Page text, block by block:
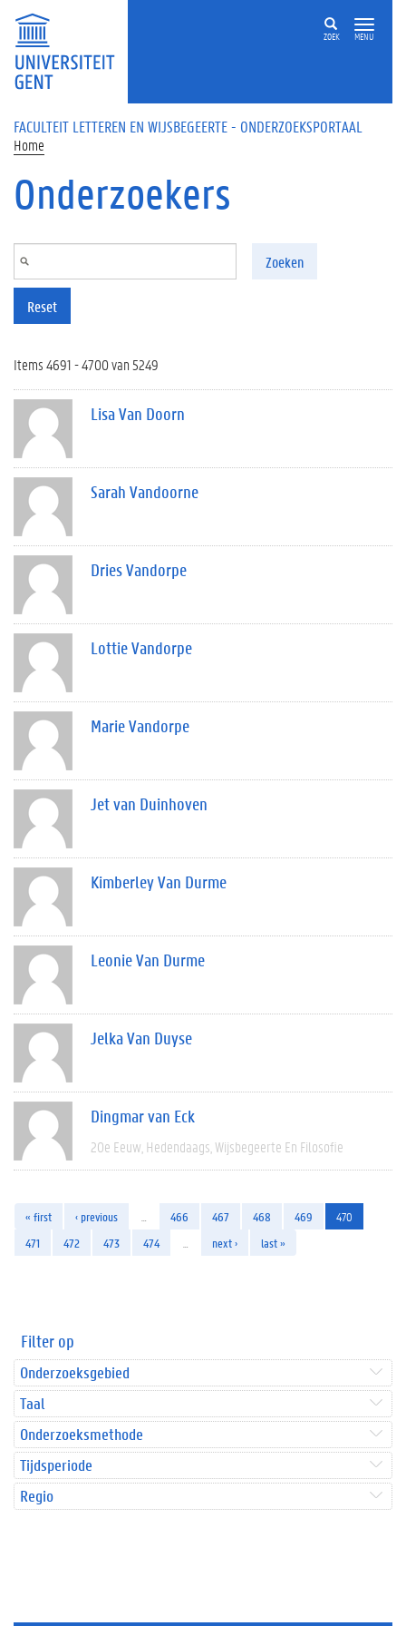
Overslaan en naar de inhoud gaan
ZOEK MENU
FACULTEIT LETTEREN EN WIJSBEGEERTE - ONDERZOEKSPORTAAL
Home
Onderzoekers
Zoeken
Reset
Items 4691 - 4700 van 5249
Lisa Van Doorn
Sarah Vandoorne
Dries Vandorpe
Lottie Vandorpe
Marie Vandorpe
Jet van Duinhoven
Kimberley Van Durme
Leonie Van Durme
Jelka Van Duyse
Dingmar van Eck
20e Eeuw Hedendaags Wijsbegeerte En Filosofie
« first ‹ previous 466 467 468 469
470
471
472 473 474 next › last »
Filter op
Onderzoeksgebied
Taal
Onderzoeksmethode
Tijdsperiode
Regio